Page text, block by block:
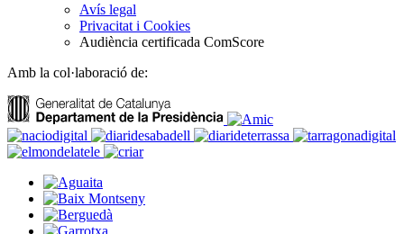
Avís legal
Privacitat i Cookies
Audiència certificada ComScore
Amb la col·laboració de: